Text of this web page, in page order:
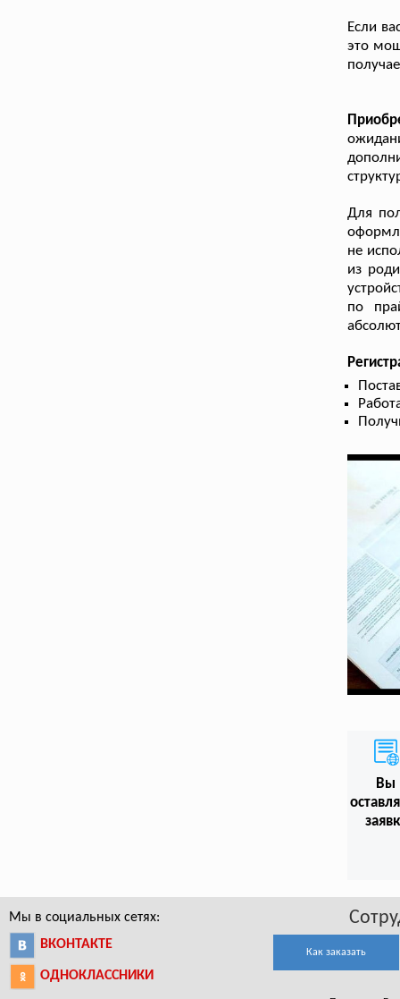
Если
это
Для
не
из
по
Вы
Мы в социальных сетях:
ВКОНТАКТЕ
ОДНОКЛАССНИКИ
Как заказать